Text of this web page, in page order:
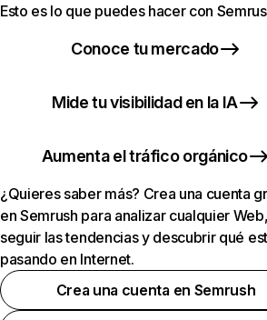
Esto es lo que puedes hacer con
Conoce tu mercado
Mide tu visibilidad en la IA
Aumenta el tráfico orgánico
¿Quieres saber más? Crea una cuenta
en Semrush para analizar cualquier
seguir las tendencias y descubrir qué
pasando en Internet.
Crea una cuenta en Semrush